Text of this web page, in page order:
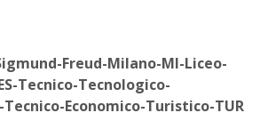
Freud-Milano-MI-Liceo-
Tecnico-Tecnologico-
Economico-Turistico-TUR